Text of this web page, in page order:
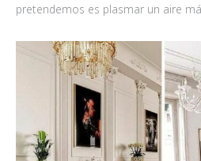
pretendemos es plasmar un aire